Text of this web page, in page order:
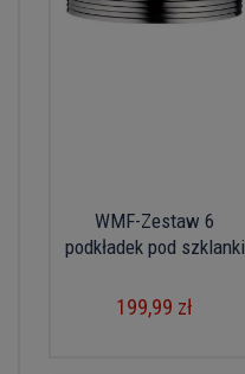
WMF-Zestaw 6
podkładek pod szklanki
199,99 zł